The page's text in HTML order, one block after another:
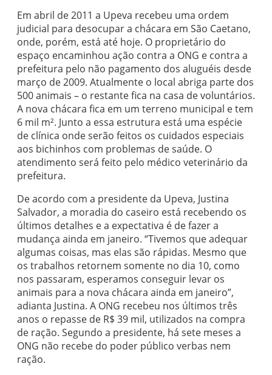
Em abril de 2011 a Upeva recebeu uma ordem
judicial para desocupar a chácara em São Caetano,
onde, porém, está até hoje. O proprietário do
espaço encaminhou ação contra a ONG e contra a
prefeitura pelo não pagamento dos aluguéis desde
março de 2009. Atualmente o local abriga parte dos
500 animais – o restante fica na casa de voluntários.
A nova chácara fica em um terreno municipal e tem
6 mil m². Junto a essa estrutura está uma espécie
de clínica onde serão feitos os cuidados especiais
aos bichinhos com problemas de saúde. O
atendimento será feito pelo médico veterinário da
prefeitura.
De acordo com a presidente da Upeva, Justina
Salvador, a moradia do caseiro está recebendo os
últimos detalhes e a expectativa é de fazer a
mudança ainda em janeiro. “Tivemos que adequar
algumas coisas, mas elas são rápidas. Mesmo que
os trabalhos retornem somente no dia 10, como
nos passaram, esperamos conseguir levar os
animais para a nova chácara ainda em janeiro”,
adianta Justina. A ONG recebeu nos últimos três
anos o repasse de R$ 39 mil, utilizados na compra
de ração. Segundo a presidente, há sete meses a
ONG não recebe do poder público verbas nem
ração.